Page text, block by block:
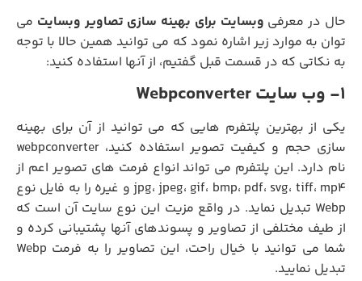
حال در معرفیوبسایت برای بهینه سازی تصاویر وبسایتمی
توان به موارد زیر اشاره نمود که می توانید همین حالا با توجه
به نکاتی که در قسمت قبل گفتیم، از آنها استفاده کنید:
یکی از بهترین پلتفرم هایی که می توانید از آن برای بهینه
سازی حجم و کیفیت تصویر استفاده کنید، webpconverter
نام دارد. این پلتفرم می تواند انواع فرمت های تصویر اعم از
jpg، jpeg، gif، bmp، pdf، svg، tiff، mp4 و غیره را به فایل نوع
Webp تبدیل نماید. در واقع مزیت این نوع سایت آن است که
از طیف مختلفی از تصاویر و پسوندهای آنها پشتیبانی کرده و
شما می توانید با خیال راحت، این تصاویر را به فرمت Webp
تبدیل نمایید.